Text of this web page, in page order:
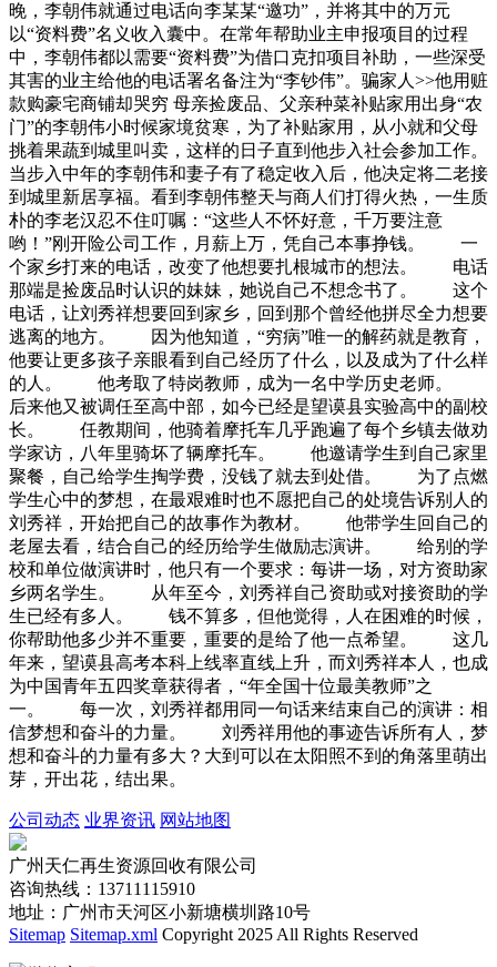
晚，李朝伟就通过电话向李某某“邀功”，并将其中的万元
以“资料费”名义收入囊中。在常年帮助业主申报项目的过程
中，李朝伟都以需要“资料费”为借口克扣项目补助，一些深受
其害的业主给他的电话署名备注为“李钞伟”。骗家人>>他用赃
款购豪宅商铺却哭穷 母亲捡废品、父亲种菜补贴家用出身“农
门”的李朝伟小时候家境贫寒，为了补贴家用，从小就和父母
挑着果蔬到城里叫卖，这样的日子直到他步入社会参加工作。
当步入中年的李朝伟和妻子有了稳定收入后，他决定将二老接
到城里新居享福。看到李朝伟整天与商人们打得火热，一生质
朴的李老汉忍不住叮嘱：“这些人不怀好意，千万要注意
哟！”刚开险公司工作，月薪上万，凭自己本事挣钱。 一
个家乡打来的电话，改变了他想要扎根城市的想法。 电话
那端是捡废品时认识的妹妹，她说自己不想念书了。 这个
电话，让刘秀祥想要回到家乡，回到那个曾经他拼尽全力想要
逃离的地方。 因为他知道，“穷病”唯一的解药就是教育，
他要让更多孩子亲眼看到自己经历了什么，以及成为了什么样
的人。 他考取了特岗教师，成为一名中学历史老师。
后来他又被调任至高中部，如今已经是望谟县实验高中的副校
长。 任教期间，他骑着摩托车几乎跑遍了每个乡镇去做劝
学家访，八年里骑坏了辆摩托车。 他邀请学生到自己家里
聚餐，自己给学生掏学费，没钱了就去到处借。 为了点燃
学生心中的梦想，在最艰难时也不愿把自己的处境告诉别人的
刘秀祥，开始把自己的故事作为教材。 他带学生回自己的
老屋去看，结合自己的经历给学生做励志演讲。 给别的学
校和单位做演讲时，他只有一个要求：每讲一场，对方资助家
乡两名学生。 从年至今，刘秀祥自己资助或对接资助的学
生已经有多人。 钱不算多，但他觉得，人在困难的时候，
你帮助他多少并不重要，重要的是给了他一点希望。 这几
年来，望谟县高考本科上线率直线上升，而刘秀祥本人，也成
为中国青年五四奖章获得者，“年全国十位最美教师”之
一。 每一次，刘秀祥都用同一句话来结束自己的演讲：相
信梦想和奋斗的力量。 刘秀祥用他的事迹告诉所有人，梦
想和奋斗的力量有多大？大到可以在太阳照不到的角落里萌出
芽，开出花，结出果。
公司动态 业界资讯 网站地图
广州天仁再生资源回收有限公司
咨询热线：13711115910
地址：广州市天河区小新塘横圳路10号
Sitemap Sitemap.xml Copyright 2025 All Rights Reserved